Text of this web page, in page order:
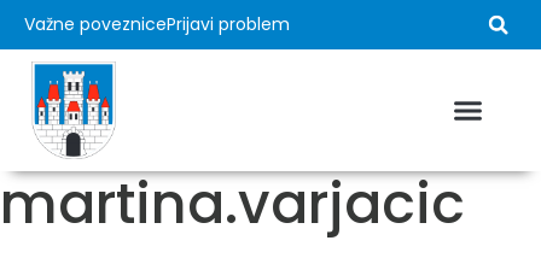
Važne poveznicePrijavi problem
martina.varjacic